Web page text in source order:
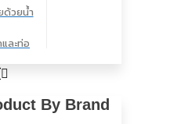
ด้วยน้ำ
ละท่อ
By Brand